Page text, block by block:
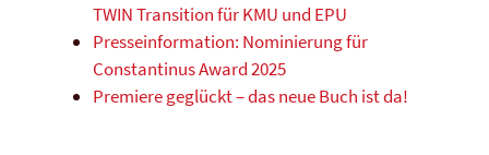
TWIN Transition für KMU und EPU
Presseinformation: Nominierung für
Constantinus Award 2025
Premiere geglückt – das neue Buch ist da!